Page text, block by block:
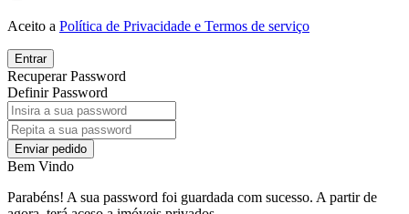
Aceito a Política de Privacidade e Termos de serviço
Entrar
Recuperar Password
Definir Password
Enviar pedido
Bem Vindo
Parabéns! A sua password foi guardada com sucesso. A partir de